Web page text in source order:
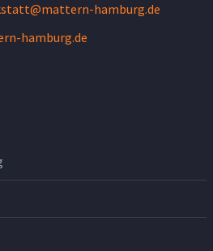
hamburg.de
hamburg.de